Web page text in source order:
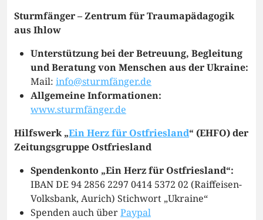
Sturmfänger – Zentrum für Traumapädagogik
aus Ihlow
Unterstützung bei der Betreuung, Begleitung
und Beratung von Menschen aus der Ukraine:
Mail: info@sturmfänger.de
Allgemeine Informationen:
www.sturmfänger.de
Hilfswerk „Ein Herz für Ostfriesland“ (EHFO) der
Zeitungsgruppe Ostfriesland
Spendenkonto „Ein Herz für Ostfriesland“:
IBAN DE 94 2856 2297 0414 5372 02 (Raiffeisen-
Volksbank, Aurich) Stichwort „Ukraine“
Spenden auch überPaypal